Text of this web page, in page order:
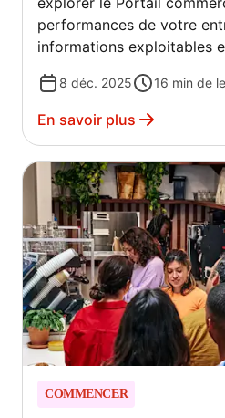
performances de votre
informations exploitables
8 déc. 2025 16 min de
En savoir plus
COMMENCER